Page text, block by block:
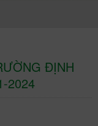
ĐỊNH
2024